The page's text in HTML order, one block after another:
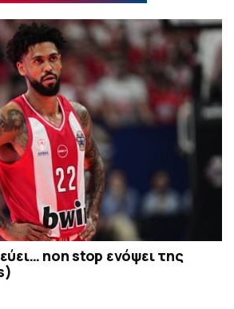
non stop ενόψει της